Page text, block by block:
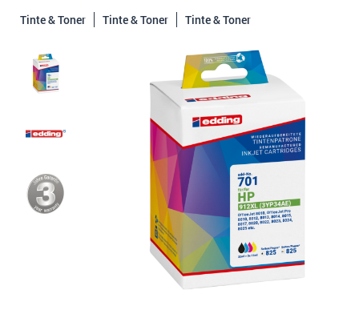
Tinte & Toner Tinte & Toner Tinte & Toner